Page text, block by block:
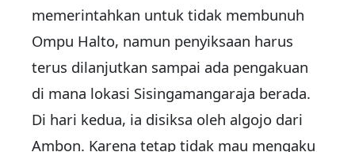
memerintahkan untuk tidak membunuh
Ompu Halto, namun penyiksaan harus
terus dilanjutkan sampai ada pengakuan
di mana lokasi Sisingamangaraja berada.
Di hari kedua, ia disiksa oleh algojo dari
Ambon. Karena tetap tidak mau mengaku